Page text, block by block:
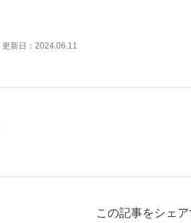
更新日：2024.06.11
この記事をシェア